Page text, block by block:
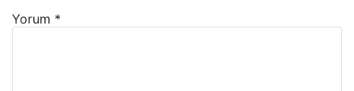
Yorum *